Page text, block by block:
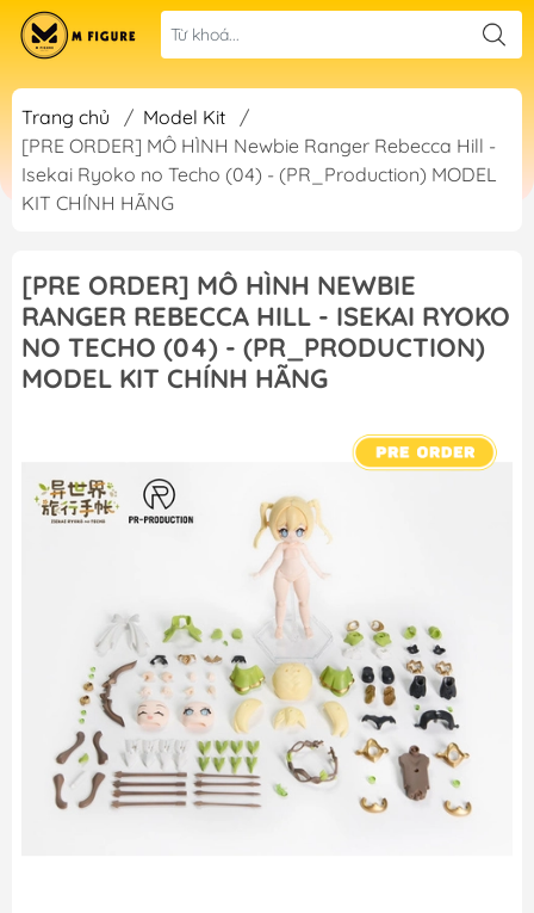
Trang chủ / Model Kit
/
[PRE ORDER] MÔ HÌNH Newbie Ranger Rebecca Hill -
Isekai Ryoko no Techo (04) - (PR_Production) MODEL
KIT CHÍNH HÃNG
[PRE ORDER] MÔ HÌNH NEWBIE
RANGER REBECCA HILL - ISEKAI RYOKO
NO TECHO (04) - (PR_PRODUCTION)
MODEL KIT CHÍNH HÃNG